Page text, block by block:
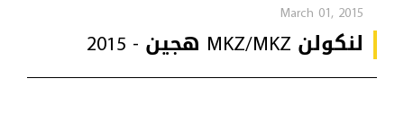
March 01, 2015
لنكولن MKZ/MKZ هجين - 2015